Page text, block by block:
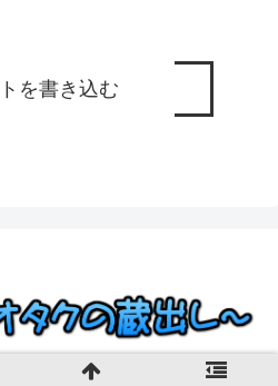
を書き込む
～オタクの蔵出し～.